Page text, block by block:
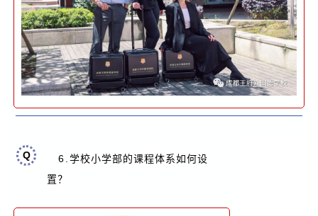
Q 6. 学校小学部的课程体系如何设
置？